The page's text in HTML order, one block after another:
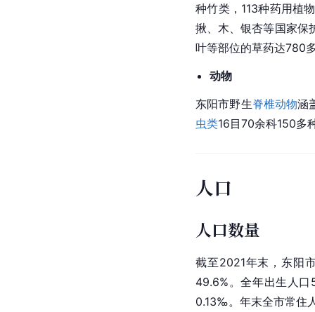
种竹类，113种药用植
揪、木、银杏等国家保
叶等部位的草药达780
动物
东阳市野生脊椎动物涵
虫类16目70余科150多
人口
人口数量
截至2021年末，东阳
49.6%。全年出生人
0.13‰。年末全市常住